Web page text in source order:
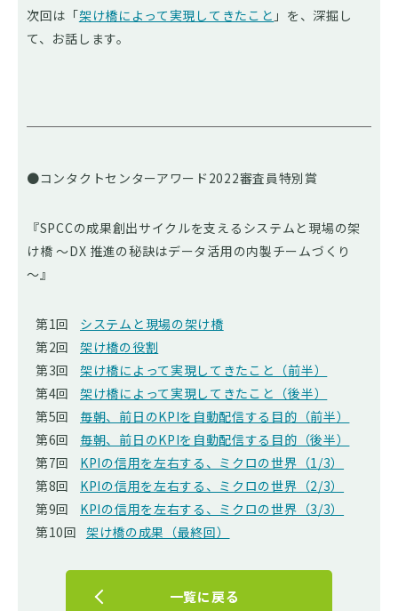
次回は「架け橋によって実現してきたこと 」を、深掘し
て、お話します。
●コンタクトセンターアワード2022審査員特別賞
『SPCCの成果創出サイクルを支えるシステムと現場の架
け橋 ～DX 推進の秘訣はデータ活用の内製チームづくり
～』
第1回
システムと現場の架け橋
第2回
架け橋の役割
第3回
架け橋によって実現してきたこと（前半）
第4回
架け橋によって実現してきたこと（後半）
第5回
毎朝、前日のKPIを自動配信する目的（前半）
第6回
毎朝、前日のKPIを自動配信する目的（後半）
第7回
KPIの信用を左右する、ミクロの世界（1/3）
第8回
KPIの信用を左右する、ミクロの世界（2/3）
第9回
KPIの信用を左右する、ミクロの世界（3/3）
第10回 架け橋の成果（最終回）
一覧に戻る